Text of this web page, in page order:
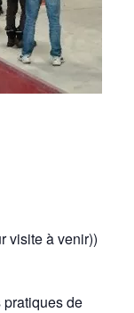
visite à venir))
de